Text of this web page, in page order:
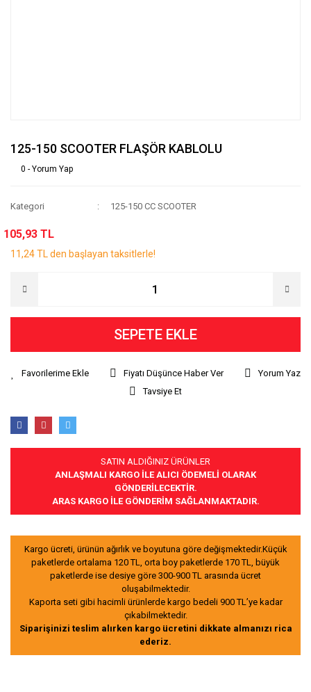
125-150 SCOOTER FLAŞÖR KABLOLU
0 - Yorum Yap
Kategori 125-150 CC SCOOTER
105,93 TL
11,24 TL den başlayan taksitlerle!
SEPETE EKLE
Fiyatı Düşünce Haber Ver
Yorum Yaz
Tavsiye Et
SATIN ALDIĞINIZ ÜRÜNLER
ANLAŞMALI KARGO İLE ALICI ÖDEMELİ OLARAK
GÖNDERİLECEKTİR.
ARAS KARGO İLE GÖNDERİM SAĞLANMAKTADIR.
Kargo ücreti, ürünün ağırlık ve boyutuna göre değişmektedir.Küçük
paketlerde ortalama 120 TL, orta boy paketlerde 170 TL, büyük
paketlerde ise desiye göre 300-900 TL arasında ücret
oluşabilmektedir.
Kaporta seti gibi hacimli ürünlerde kargo bedeli 900 TL’ye kadar
çıkabilmektedir.
Siparişinizi teslim alırken kargo ücretini dikkate almanızı rica
ederiz.